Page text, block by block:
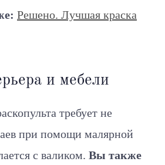
Решено. Лучшая краска
и мебели
требует не
при помощи малярной
с валиком. Вы также